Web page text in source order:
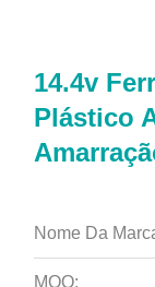
14.4v
Plástico
Nome Da
MOQ: